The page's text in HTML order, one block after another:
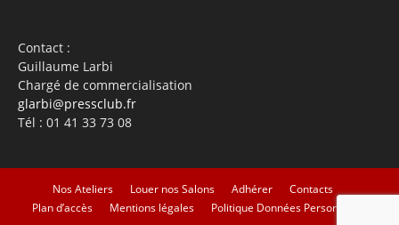
Contact :
Guillaume Larbi
Chargé de commercialisation
glarbi@pressclub.fr
Tél : 01 41 33 73 08
Nos Ateliers Louer nos Salons Adhérer
Contacts
Plan d’accès
Mentions légales Politique Données Personnelles